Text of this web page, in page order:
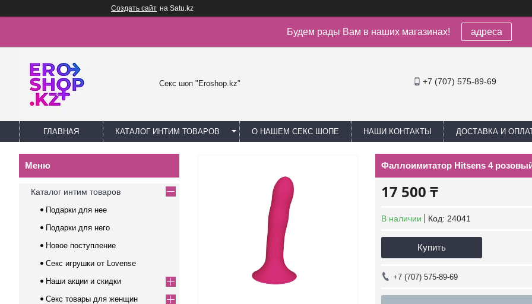
Создать сайт на Satu.kz
Будем рады Вам в наших магазинах! адреса
Секс шоп "Eroshop.kz" +7 (707) 575-89-69
ГЛАВНАЯ КАТАЛОГ ИНТИМ ТОВАРОВ О НАШЕМ СЕКС ШОПЕ НАШИ КОНТАКТЫ ДОСТАВКА И
Фаллоимитатор Hitsens 4
17 500 ₸
В наличии Код: 24041
Купить
+7 (707) 575-89-69
Каталог интим товаров
Подарки для нее
Подарки для него
Новое поступление
Секс игрушки от Lovense
Наши акции и скидки
Секс товары для женщин